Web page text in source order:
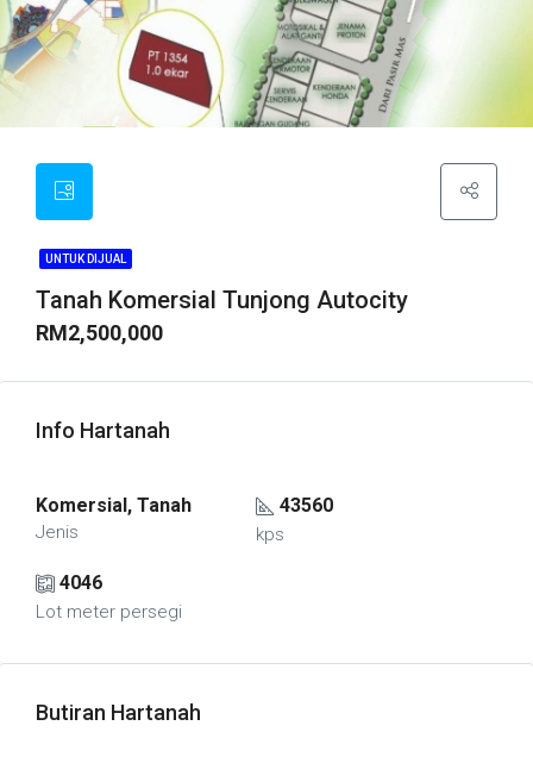
UNTUK DIJUAL
Tanah Komersial Tunjong Autocity
RM2,500,000
Info Hartanah
Komersial, Tanah
Jenis
43560
kps
4046
Lot meter persegi
Butiran Hartanah